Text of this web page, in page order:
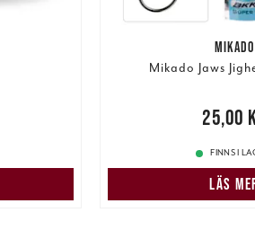
MIKADO
Mikado Jaws
25,00 kr25,00
FINNS I
LÄS